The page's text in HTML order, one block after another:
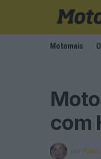
Motomais
com
por Paulo